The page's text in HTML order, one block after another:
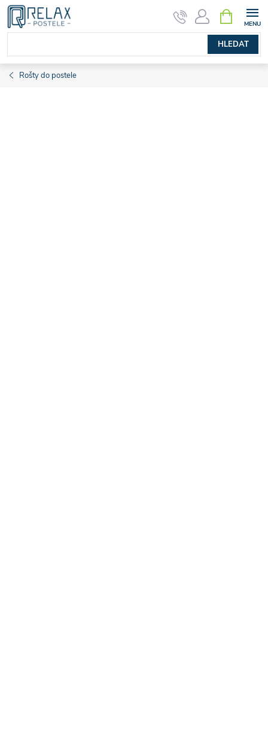
Přejít
obsah
HLEDAT
NÁKUPNÍ
KOŠÍK
Rošty do postele